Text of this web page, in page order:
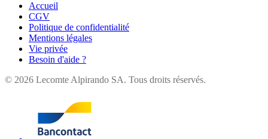
Accueil
CGV
Politique de confidentialité
Mentions légales
Vie privée
Besoin d'aide ?
© 2026 Lecomte Alpirando SA. Tous droits réservés.